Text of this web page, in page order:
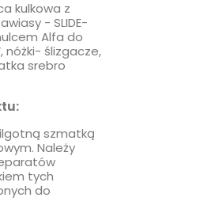
kulkowa z
- SLIDE-
Alfa do
nóżki- ślizgacze,
srebro
szmatką
Należy
tych
do